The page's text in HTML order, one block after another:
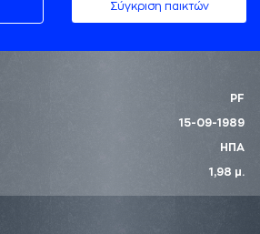
Σύγκριση παικτών
PF
15-09-1989
ΗΠΑ
1,98 μ.